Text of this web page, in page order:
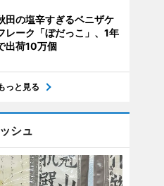
田の塩辛すぎるベニザケ
レーク「ぼだっこ」、1年
出荷10万個
っと見る
シュ